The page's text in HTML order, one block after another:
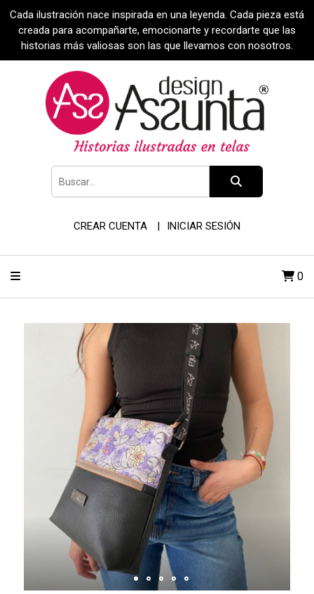
Cada ilustración nace inspirada en una leyenda. Cada pieza está
creada para acompañarte, emocionarte y recordarte que las
historias más valiosas son las que llevamos con nosotros.
CREAR CUENTA INICIAR SESIÓN
0